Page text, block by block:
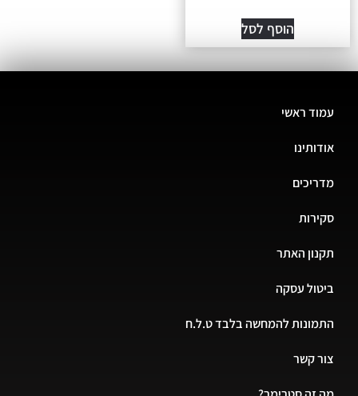
הוסף לסל
עמוד ראשי
אודותינו
מדריכים
סקירות
תקנון האתר
ביטול עסקה
התמונות להמחשה בלבד ט.ל.ח
צור קשר